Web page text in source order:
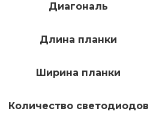
Диагональ
Длина планки
Ширина планки
Количество светодиодов